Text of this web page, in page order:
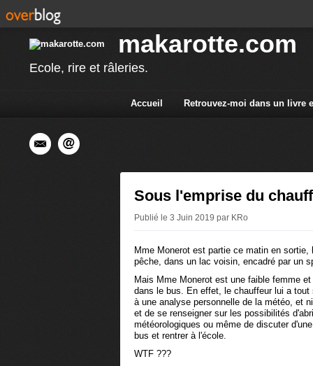
makarotte.com
Ecole, rire et râleries.
Accueil Retrouvez-moi dans un livre
Sous l'emprise du
Publié le 3 Juin 2019 par KRo
Mme Monerot est partie ce matin en
pêche, dans un lac voisin, encadré par un
Mais Mme Monerot est une faible femme
dans le bus. En effet, le chauffeur lui a
à une analyse personnelle de la météo, et
et de se renseigner sur les possibilités
météorologiques ou même de discuter
bus et rentrer à l'école.
WTF ???